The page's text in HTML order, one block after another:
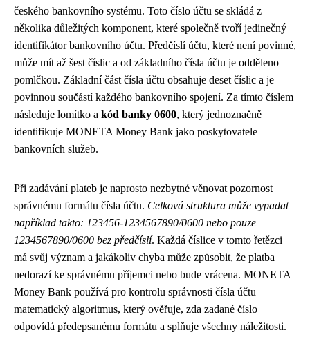
českého bankovního systému. Toto číslo účtu se skládá z
několika důležitých komponent, které společně tvoří jedinečný
identifikátor bankovního účtu. Předčíslí účtu, které není povinné,
může mít až šest číslic a od základního čísla účtu je odděleno
pomlčkou. Základní část čísla účtu obsahuje deset číslic a je
povinnou součástí každého bankovního spojení. Za tímto číslem
následuje lomítko a kód banky 0600, který jednoznačně
identifikuje MONETA Money Bank jako poskytovatele
bankovních služeb.
Při zadávání plateb je naprosto nezbytné věnovat pozornost
správnému formátu čísla účtu. Celková struktura může vypadat
například takto: 123456-1234567890/0600 nebo pouze
1234567890/0600 bez předčíslí. Každá číslice v tomto řetězci
má svůj význam a jakákoliv chyba může způsobit, že platba
nedorazí ke správnému příjemci nebo bude vrácena. MONETA
Money Bank používá pro kontrolu správnosti čísla účtu
matematický algoritmus, který ověřuje, zda zadané číslo
odpovídá předepsanému formátu a splňuje všechny náležitosti.